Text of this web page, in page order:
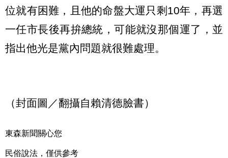
位就有困難，且他的命盤大運只剩10年，再選
一任市長後再拚總統，可能就沒那個運了，並
指出他光是黨內問題就很難處理。
（封面圖／翻攝自賴清德臉書）
東森新聞關心您
民俗說法，僅供參考